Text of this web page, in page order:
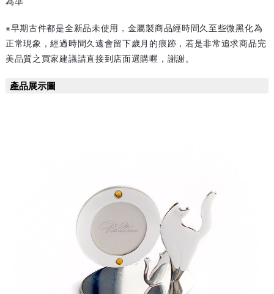
※早期古件都是全新品未使用，金屬製商品經時間久至些微黑化為
正常現象，經過時間久遠會留下歲月的痕跡，若是非常追求商品完
美品質之買家建議請直接到店面選購喔，謝謝。
產品展示圖